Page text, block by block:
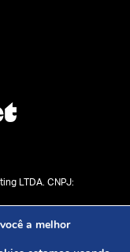
LTDA. CNPJ:
a melhor